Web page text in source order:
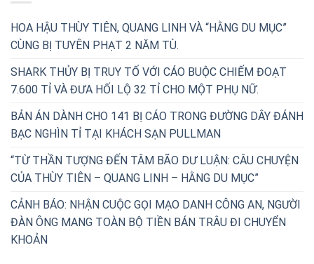
HOA HẬU THÙY TIÊN, QUANG LINH VÀ “HẰNG DU MỤC”
CÙNG BỊ TUYÊN PHẠT 2 NĂM TÙ.
SHARK THỦY BỊ TRUY TỐ VỚI CÁO BUỘC CHIẾM ĐOẠT
7.600 TỈ VÀ ĐƯA HỐI LỘ 32 TỈ CHO MỘT PHỤ NỮ.
BẢN ÁN DÀNH CHO 141 BỊ CÁO TRONG ĐƯỜNG DÂY ĐÁNH
BẠC NGHÌN TỈ TẠI KHÁCH SẠN PULLMAN
“TỪ THẦN TƯỢNG ĐẾN TÂM BÃO DƯ LUẬN: CÂU CHUYỆN
CỦA THÙY TIÊN – QUANG LINH – HẰNG DU MỤC”
CẢNH BÁO: NHẬN CUỘC GỌI MẠO DANH CÔNG AN, NGƯỜI
ĐÀN ÔNG MANG TOÀN BỘ TIỀN BÁN TRÂU ĐI CHUYỂN
KHOẢN